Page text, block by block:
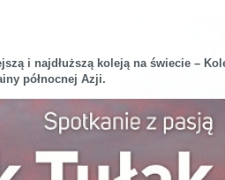
i najdłuższą koleją na świecie –
północnej Azji.